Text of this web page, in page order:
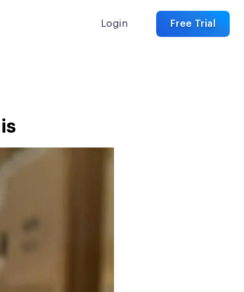
Login Free Trial